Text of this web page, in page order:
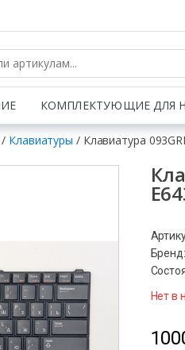
КОМПЛЕКТУЮЩИЕ ДЛЯ
/ Клавиатуры / Клавиатура
Бренд:
Нет в